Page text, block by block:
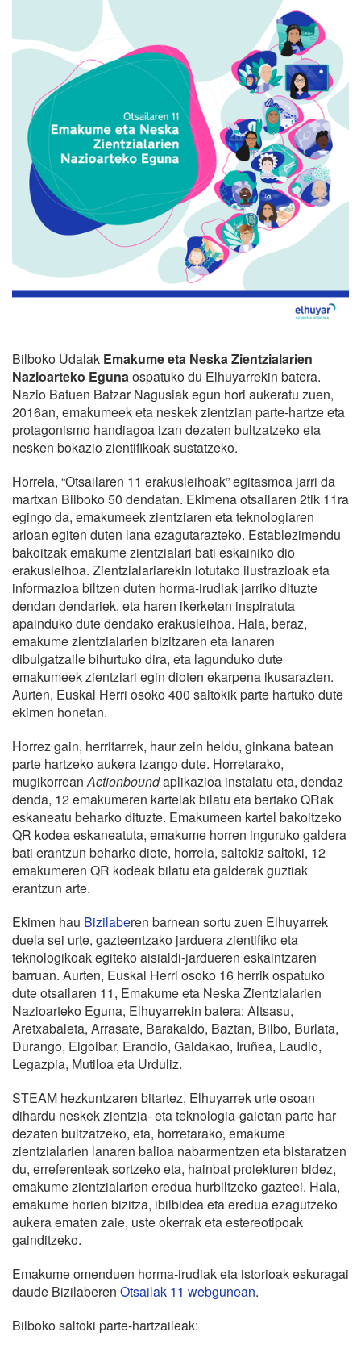
Bilboko Udalak Emakume eta Neska Zientzialarien
Nazioarteko Egunaospatuko du Elhuyarrekin batera.
Nazio Batuen Batzar Nagusiak egun hori aukeratu zuen,
2016an, emakumeek eta neskek zientzian parte-hartze eta
protagonismo handiagoa izan dezaten bultzatzeko eta
nesken bokazio zientifikoak sustatzeko.
Horrela, “Otsailaren 11 erakusleihoak” egitasmoa jarri da
martxan Bilboko 50 dendatan. Ekimena otsailaren 2tik 11ra
egingo da, emakumeek zientziaren eta teknologiaren
arloan egiten duten lana ezagutarazteko. Establezimendu
bakoitzak emakume zientzialari bati eskainiko dio
erakusleihoa. Zientzialariarekin lotutako ilustrazioak eta
informazioa biltzen duten horma-irudiak jarriko dituzte
dendan dendariek, eta haren ikerketan inspiratuta
apainduko dute dendako erakusleihoa. Hala, beraz,
emakume zientzialarien bizitzaren eta lanaren
dibulgatzaile bihurtuko dira, eta lagunduko dute
emakumeek zientziari egin dioten ekarpena ikusarazten.
Aurten, Euskal Herri osoko 400 saltokik parte hartuko dute
ekimen honetan.
Horrez gain, herritarrek, haur zein heldu, ginkana batean
parte hartzeko aukera izango dute. Horretarako,
mugikorreanActionboundaplikazioa instalatu eta, dendaz
denda, 12 emakumeren kartelak bilatu eta bertako QRak
eskaneatu beharko dituzte. Emakumeen kartel bakoitzeko
QR kodea eskaneatuta, emakume horren inguruko galdera
bati erantzun beharko diote, horrela, saltokiz saltoki, 12
emakumeren QR kodeak bilatu eta galderak guztiak
erantzun arte.
Ekimen hau Bizilaberen barnean sortu zuen Elhuyarrek
duela sei urte, gazteentzako jarduera zientifiko eta
teknologikoak egiteko aisialdi-jardueren eskaintzaren
barruan. Aurten, Euskal Herri osoko 16 herrik ospatuko
dute otsailaren 11, Emakume eta Neska Zientzialarien
Nazioarteko Eguna, Elhuyarrekin batera: Altsasu,
Aretxabaleta, Arrasate, Barakaldo, Baztan, Bilbo, Burlata,
Durango, Elgoibar, Erandio, Galdakao, Iruñea, Laudio,
Legazpia, Mutiloa eta Urduliz.
STEAM hezkuntzaren bitartez, Elhuyarrek urte osoan
dihardu neskek zientzia- eta teknologia-gaietan parte har
dezaten bultzatzeko, eta, horretarako, emakume
zientzialarien lanaren balioa nabarmentzen eta bistaratzen
du, erreferenteak sortzeko eta, hainbat proiekturen bidez,
emakume zientzialarien eredua hurbiltzeko gazteei. Hala,
emakume horien bizitza, ibilbidea eta eredua ezagutzeko
aukera ematen zaie, uste okerrak eta estereotipoak
gainditzeko.
Emakume omenduen horma-irudiak eta istorioak eskuragai
daude Bizilaberen Otsailak 11 webgunean.
Bilboko saltoki parte-hartzaileak: